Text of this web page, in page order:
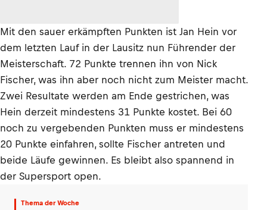
Mit den sauer erkämpften Punkten ist Jan Hein vor
dem letzten Lauf in der Lausitz nun Führender der
Meisterschaft. 72 Punkte trennen ihn von Nick
Fischer, was ihn aber noch nicht zum Meister macht.
Zwei Resultate werden am Ende gestrichen, was
Hein derzeit mindestens 31 Punkte kostet. Bei 60
noch zu vergebenden Punkten muss er mindestens
20 Punkte einfahren, sollte Fischer antreten und
beide Läufe gewinnen. Es bleibt also spannend in
der Supersport open.
Thema der Woche